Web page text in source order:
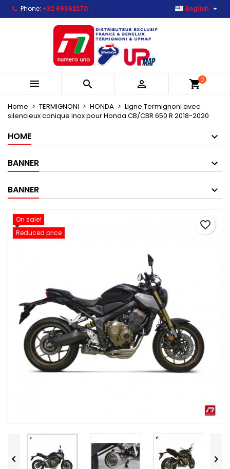
Phone: +32 69362270 English 
   shopping_cart0
Home TERMIGNONI HONDA
Ligne Termignoni avec
silencieux conique inox pour Honda CB/CBR 650 R 2018-2020
HOME
BANNER
BANNER
On sale!
Reduced price
 
favorite_border
Mes listes d'envies ×
Créer une nouvelle liste
Create wishlist ×
Wishlist name
Sign in ×
You need to be logged in to save products in your
Cancel Sign in